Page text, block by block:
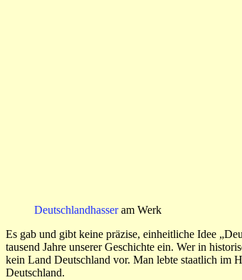
Deutschlandhasseram Werk
Es gab und gibt keine präzise, einheitliche Idee
tausend Jahre unserer Geschichte ein. Wer in
kein Land Deutschland vor. Man lebte staatlich im
Deutschland.